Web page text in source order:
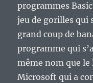
programmes
jeu de gorilles qui
grand coup de
programme qui
même nom que
Microsoft qui a